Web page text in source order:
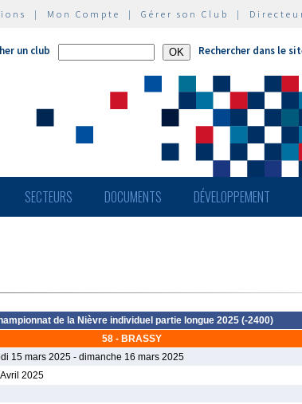
| Mon Compte | Gérer son Club |
un club Rechercher dans le
SECTEURS DOCUMENTS DÉVELOPPEMENT
de la Nièvre individuel partie longue 2025 (-2400)
58 - BRASSY
15 mars 2025 - dimanche 16 mars 2025
Avril 2025